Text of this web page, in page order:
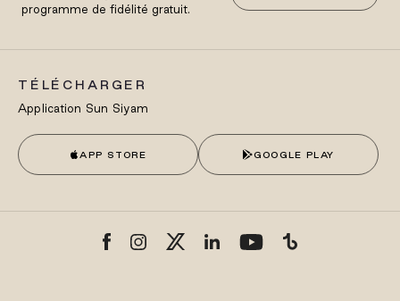
programme de fidélité gratuit.
TÉLÉCHARGER
Application Sun Siyam
APP STORE GOOGLE PLAY